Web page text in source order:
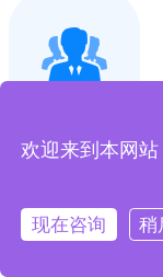
客户管理
欢迎来到本网
现在咨询 稍